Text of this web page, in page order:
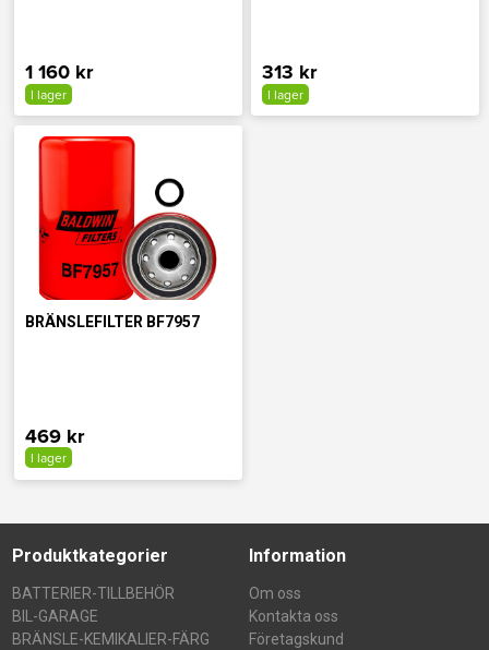
1 160 kr
I lager
313 kr
I lager
BRÄNSLEFILTER BF7957
469 kr
I lager
Produktkategorier
BATTERIER-TILLBEHÖR
BIL-GARAGE
BRÄNSLE-KEMIKALIER-FÄRG
Information
Om oss
Kontakta oss
Företagskund